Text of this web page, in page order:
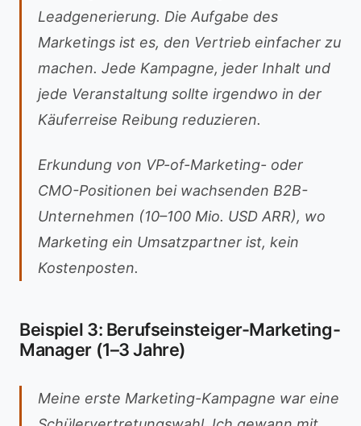
Leadgenerierung. Die Aufgabe des
Marketings ist es, den Vertrieb einfacher zu
machen. Jede Kampagne, jeder Inhalt und
jede Veranstaltung sollte irgendwo in der
Käuferreise Reibung reduzieren.
Erkundung von VP-of-Marketing- oder
CMO-Positionen bei wachsenden B2B-
Unternehmen (10–100 Mio. USD ARR), wo
Marketing ein Umsatzpartner ist, kein
Kostenposten.
Beispiel 3: Berufseinsteiger-Marketing-
Manager (1–3 Jahre)
Meine erste Marketing-Kampagne war eine